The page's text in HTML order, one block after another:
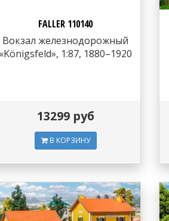
FALLER 110140
Вокзал железнодорожный
«Königsfeld», 1:87, 1880–1920
13299 руб
В КОРЗИНУ